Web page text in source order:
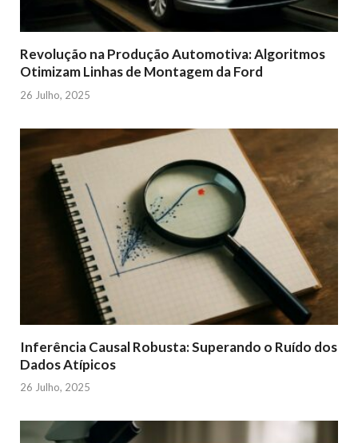
Revolução na Produção Automotiva: Algoritmos
Otimizam Linhas de Montagem da Ford
26 Julho, 2025
Inferência Causal Robusta: Superando o Ruído dos
Dados Atípicos
26 Julho, 2025